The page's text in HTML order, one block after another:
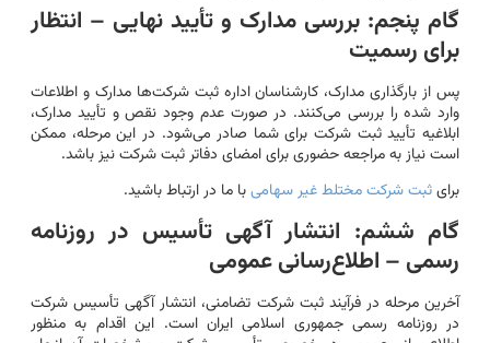
گام پنجم: بررسی مدارک و تأیید نهایی – انتظار
برای رسمیت
پس از بارگذاری مدارک، کارشناسان اداره ثبت شرکت‌ها مدارک و اطلاعات
وارد شده را بررسی می‌کنند. در صورت عدم وجود نقص و تأیید مدارک،
ابلاغیه تأیید ثبت شرکت برای شما صادر می‌شود. در این مرحله، ممکن
است نیاز به مراجعه حضوری برای امضای دفاتر ثبت شرکت نیز باشد.
برایثبت شرکت مختلط غیر سهامیبا ما در ارتباط باشید.
گام ششم: انتشار آگهی تأسیس در روزنامه
رسمی – اطلاع‌رسانی عمومی
آخرین مرحله در فرآیند ثبت شرکت تضامنی، انتشار آگهی تأسیس شرکت
در روزنامه رسمی جمهوری اسلامی ایران است. این اقدام به منظور